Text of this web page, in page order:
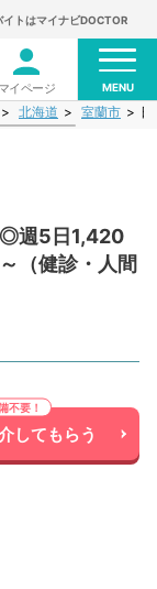
トはマイナビDOCTOR
マイページ MENU
北海道 室蘭市
◎週5日1,420
（健診・人間
してもらう